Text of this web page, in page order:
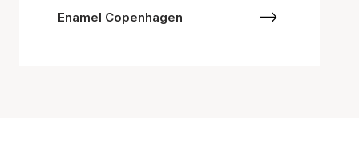
Enamel Copenhagen